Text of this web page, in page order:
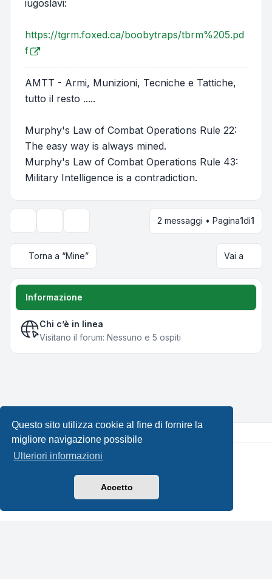
Questo sito utilizza cookie al fine di fornire la
migliore navigazione possibile
Ulteriori informazioni
Accetto
iugoslavi:
https://tgrm.foxed.ca/boobytraps/tbrm%205.pd
f
AMTT - Armi, Munizioni, Tecniche e Tattiche,
tutto il resto .....
Murphy's Law of Combat Operations Rule 22:
The easy way is always mined.
Murphy's Law of Combat Operations Rule 43:
Military Intelligence is a contradiction.
Opzioni di visualizzazione e ordinamento
2 messaggi • Pagina1di1
Torna a “Mine” Vai a
Informazione
Chi c’è in linea
Visitano il forum: Nessuno e 5 ospiti
Creato daphpBB® Forum Software © phpBB Limited •
Leenoz.com
phpBB-Italia.it
Condizioni|Tutti gli orari sono